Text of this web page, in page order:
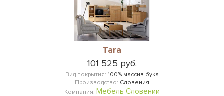
Tara
101 525 руб.
Вид покрытия: 100% массив бука
Производство: Словения
Компания: Мебель Словении